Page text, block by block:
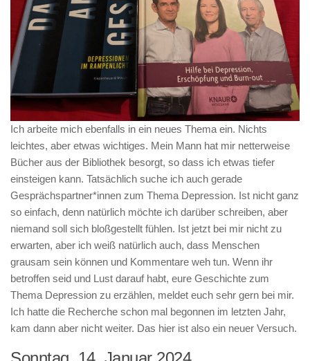
Ich arbeite mich ebenfalls in ein neues Thema ein. Nichts
leichtes, aber etwas wichtiges. Mein Mann hat mir netterweise
Bücher aus der Bibliothek besorgt, so dass ich etwas tiefer
einsteigen kann. Tatsächlich suche ich auch gerade
Gesprächspartner*innen zum Thema Depression. Ist nicht ganz
so einfach, denn natürlich möchte ich darüber schreiben, aber
niemand soll sich bloßgestellt fühlen. Ist jetzt bei mir nicht zu
erwarten, aber ich weiß natürlich auch, dass Menschen
grausam sein können und Kommentare weh tun. Wenn ihr
betroffen seid und Lust darauf habt, eure Geschichte zum
Thema Depression zu erzählen, meldet euch sehr gern bei mir.
Ich hatte die Recherche schon mal begonnen im letzten Jahr,
kam dann aber nicht weiter. Das hier ist also ein neuer Versuch.